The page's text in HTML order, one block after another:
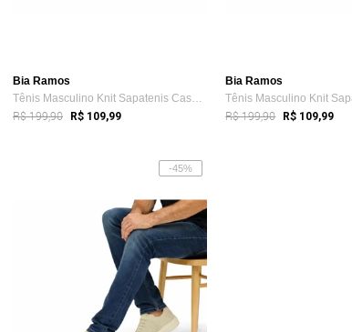
Bia Ramos
Tênis Masculino Knit Sapatenis Casual Mo...
R$ 199,90 R$ 109,99
Bia Ramos
R$ 199,90 R$ 109,99
-45%